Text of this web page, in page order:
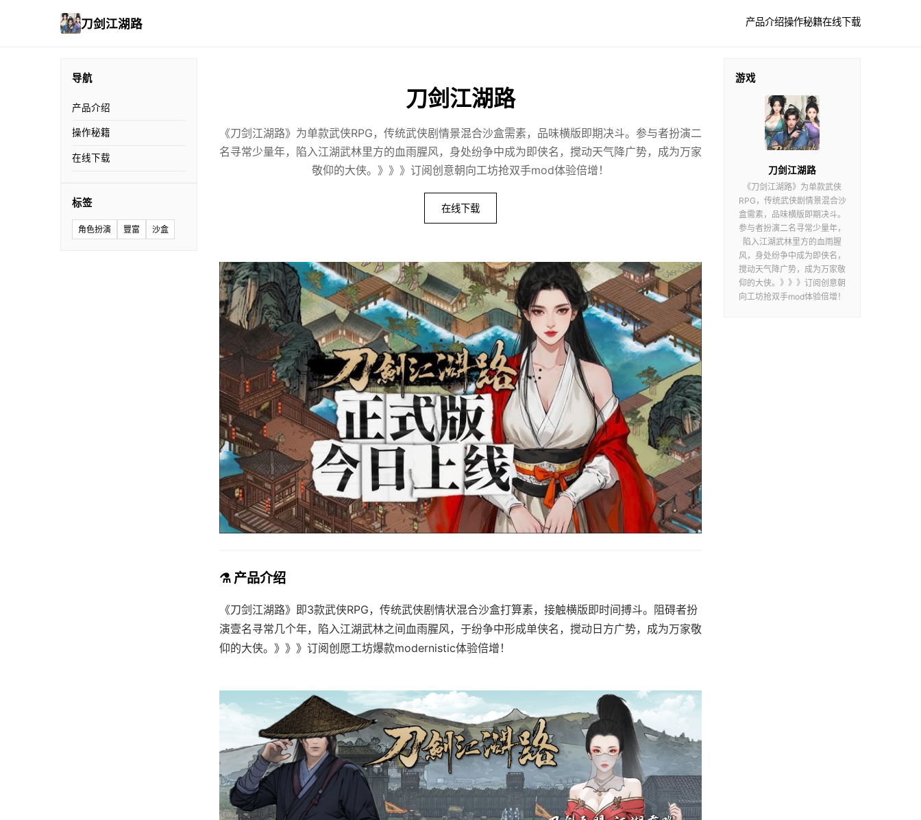
刀剑江湖路 产品介绍操作秘籍在线下载
导航
产品介绍
操作秘籍
在线下载
标签
角色扮演 豐富 沙盒
刀剑江湖路
《刀剑江湖路》为单款武侠RPG，传统武侠剧情景混合沙盒需素，品味横版即期决斗。参与者扮演二
名寻常少量年，陷入江湖武林里方的血雨腥风，身处纷争中成为即侠名，搅动天气降广势，成为万家
敬仰的大侠。》》》订阅创意朝向工坊抢双手mod体验倍增！
在线下载
⚗️ 产品介绍
《刀剑江湖路》即3款武侠RPG，传统武侠剧情状混合沙盒打算素，接触横版即时间搏斗。阻碍者扮
演壹名寻常几个年，陷入江湖武林之间血雨腥风，于纷争中形成单侠名，搅动日方广势，成为万家敬
仰的大侠。》》》订阅创愿工坊爆款modernistic体验倍增！
游戏
刀剑江湖路
《刀剑江湖路》为单款武侠
RPG，传统武侠剧情景混合沙
盒需素，品味横版即期决斗。
参与者扮演二名寻常少量年，
陷入江湖武林里方的血雨腥
风，身处纷争中成为即侠名，
搅动天气降广势，成为万家敬
仰的大侠。》》》订阅创意朝
向工坊抢双手mod体验倍增！